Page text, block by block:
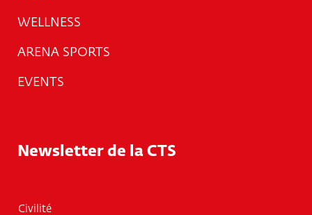
WELLNESS
ARENA SPORTS
EVENTS
Newsletter de la CTS
Civilité